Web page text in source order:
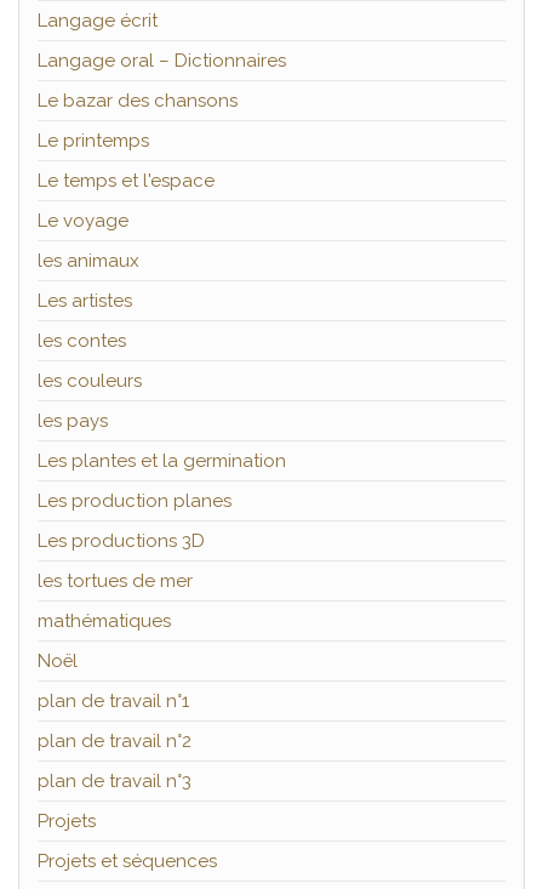
Langage écrit
Langage oral – Dictionnaires
Le bazar des chansons
Le printemps
Le temps et l'espace
Le voyage
les animaux
Les artistes
les contes
les couleurs
les pays
Les plantes et la germination
Les production planes
Les productions 3D
les tortues de mer
mathématiques
Noël
plan de travail n°1
plan de travail n°2
plan de travail n°3
Projets
Projets et séquences